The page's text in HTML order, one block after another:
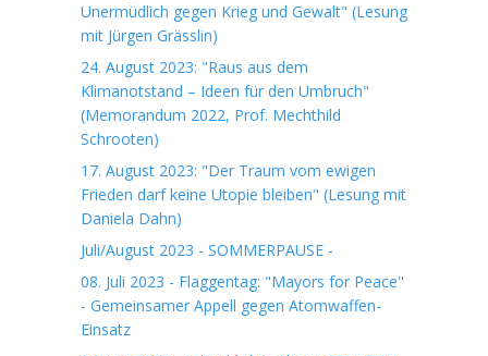
Unermüdlich gegen Krieg und Gewalt" (Lesung
mit Jürgen Grässlin)
24. August 2023: "Raus aus dem
Klimanotstand – Ideen für den Umbruch"
(Memorandum 2022, Prof. Mechthild
Schrooten)
17. August 2023: "Der Traum vom ewigen
Frieden darf keine Utopie bleiben" (Lesung mit
Daniela Dahn)
Juli/August 2023 - SOMMERPAUSE -
08. Juli 2023 - Flaggentag: "Mayors for Peace"
- Gemeinsamer Appell gegen Atomwaffen-
Einsatz